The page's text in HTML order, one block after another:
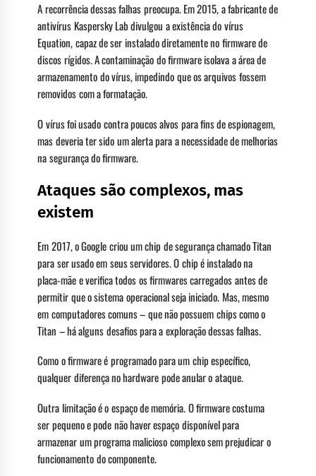
A recorrência dessas falhas preocupa. Em 2015, a fabricante de
antivírus Kaspersky Lab divulgou a existência do vírus
Equation, capaz de ser instalado diretamente no firmware de
discos rígidos. A contaminação do firmware isolava a área de
armazenamento do vírus, impedindo que os arquivos fossem
removidos com a formatação.
O vírus foi usado contra poucos alvos para fins de espionagem,
mas deveria ter sido um alerta para a necessidade de melhorias
na segurança do firmware.
Ataques são complexos, mas
existem
Em 2017, o Google criou um chip de segurança chamado Titan
para ser usado em seus servidores. O chip é instalado na
placa-mãe e verifica todos os firmwares carregados antes de
permitir que o sistema operacional seja iniciado. Mas, mesmo
em computadores comuns – que não possuem chips como o
Titan – há alguns desafios para a exploração dessas falhas.
Como o firmware é programado para um chip específico,
qualquer diferença no hardware pode anular o ataque.
Outra limitação é o espaço de memória. O firmware costuma
ser pequeno e pode não haver espaço disponível para
armazenar um programa malicioso complexo sem prejudicar o
funcionamento do componente.